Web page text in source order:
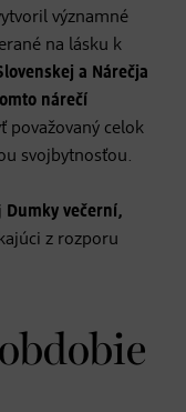
významné
na lásku k
a Nárečja
nárečí
považovaný celok
svojbytnosťou.
Dumky večerní,
z rozporu